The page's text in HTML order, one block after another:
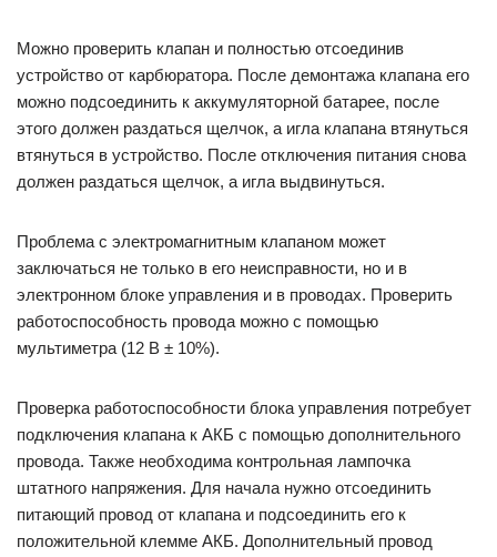
Можно проверить клапан и полностью отсоединив
устройство от карбюратора. После демонтажа клапана его
можно подсоединить к аккумуляторной батарее, после
этого должен раздаться щелчок, а игла клапана втянуться
втянуться в устройство. После отключения питания снова
должен раздаться щелчок, а игла выдвинуться.
Проблема с электромагнитным клапаном может
заключаться не только в его неисправности, но и в
электронном блоке управления и в проводах. Проверить
работоспособность провода можно с помощью
мультиметра (12 В ± 10%).
Проверка работоспособности блока управления потребует
подключения клапана к АКБ с помощью дополнительного
провода. Также необходима контрольная лампочка
штатного напряжения. Для начала нужно отсоединить
питающий провод от клапана и подсоединить его к
положительной клемме АКБ. Дополнительный провод